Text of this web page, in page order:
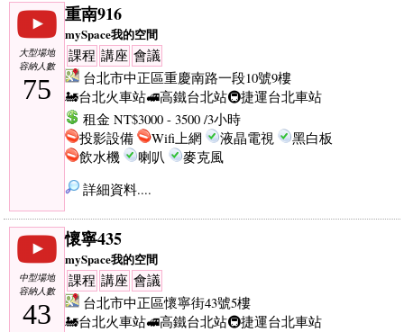
大型場地
容納人數
75
重南916
mySpace我的空間
課程 講座 會議
台北市中正區重慶南路一段10號9樓
🚂台北火車站🚅高鐵台北站🚇捷運台北車站
租金 NT$3000 - 3500 /3小時
投影設備
Wifi上網 液晶電視
黑白板
飲水機
喇叭
麥克風
詳細資料....
中型場地
容納人數
43
懷寧435
mySpace我的空間
課程 講座 會議
台北市中正區懷寧街43號5樓
🚂台北火車站🚅高鐵台北站🚇捷運台北車站